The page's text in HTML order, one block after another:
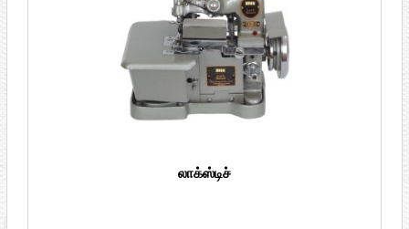
லாக்ஸ்டிச்